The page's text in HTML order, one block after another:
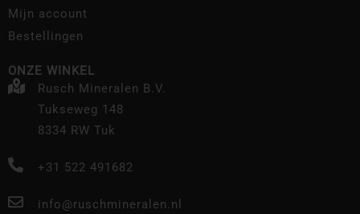
Mijn account
Bestellingen
ONZE WINKEL
Rusch Mineralen B.V.
Tukseweg 148
8334 RW Tuk
+31 522 491682
info@ruschmineralen.nl